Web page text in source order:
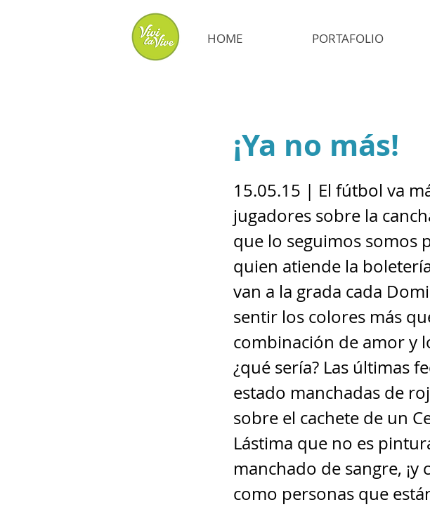
HOME PORTAFOLIO
¡Ya no más!
15.05.15 | El fútbol va
jugadores sobre la
que lo seguimos somos
quien atiende la
van a la grada cada
sentir los colores más
combinación de amor y
¿qué sería? Las últimas
estado manchadas de
sobre el cachete de un
Lástima que no es
manchado de sangre,
como personas que